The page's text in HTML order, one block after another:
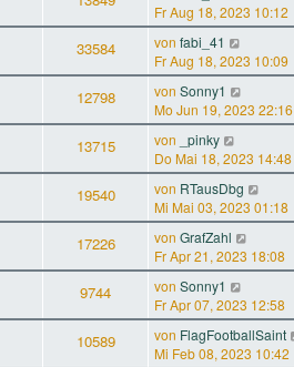
Fr Aug 18, 2023 10:12
33584 von fabi_41
Fr Aug 18, 2023 10:09
12798 von Sonny1
Mo Jun 19, 2023 22:16
13715 von
_pinky
Do Mai 18, 2023 14:48
19540 von RTausDbg
Mi Mai 03, 2023 01:18
17226 von GrafZahl
Fr Apr 21, 2023 18:08
9744 von Sonny1
Fr Apr 07, 2023 12:58
10589 von FlagFootballSaint
Mi Feb 08, 2023 10:42